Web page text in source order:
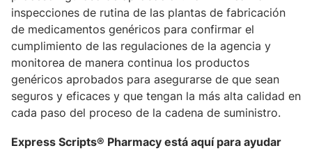
inspecciones de rutina de las plantas de fabricación
de medicamentos genéricos para confirmar el
cumplimiento de las regulaciones de la agencia y
monitorea de manera continua los productos
genéricos aprobados para asegurarse de que sean
seguros y eficaces y que tengan la más alta calidad en
cada paso del proceso de la cadena de suministro.
Express Scripts® Pharmacy está aquí para ayudar